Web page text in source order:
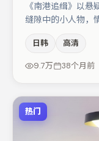
《南港追缉》以
缝隙中的小人物，
当。孔刘在片中承
喜剧/悬疑调剂（
得列入片单。
日韩 高清
9.7万 38个月前
热门